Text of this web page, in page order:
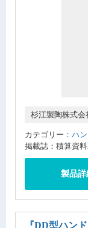
杉江製陶株式会
カテゴリー： ハ
掲載誌：積算資
製品詳
『DD型ハン